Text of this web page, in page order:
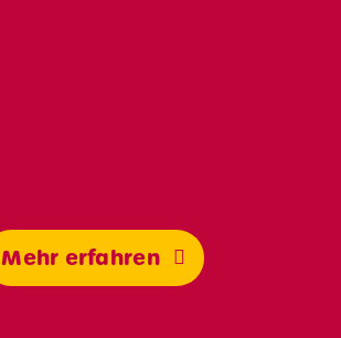
Mehr erfahren